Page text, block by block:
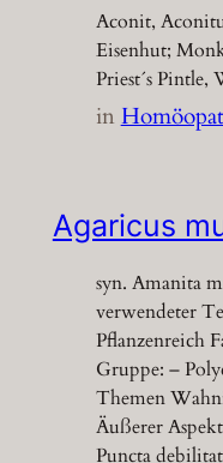
Aconit,
Eisenhut;
Priest´s Pintle,
in
Agaricus
syn. Amanita
verwendeter
Pflanzenreich
Gruppe: –
Themen
Äußerer
Puncta